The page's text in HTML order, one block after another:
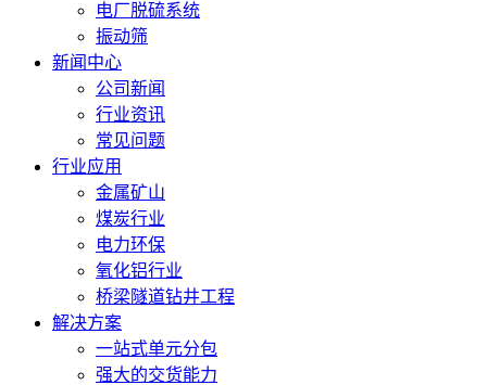
电厂脱硫系统
振动筛
新闻中心
公司新闻
行业资讯
常见问题
行业应用
金属矿山
煤炭行业
电力环保
氧化铝行业
桥梁隧道钻井工程
解决方案
一站式单元分包
强大的交货能力